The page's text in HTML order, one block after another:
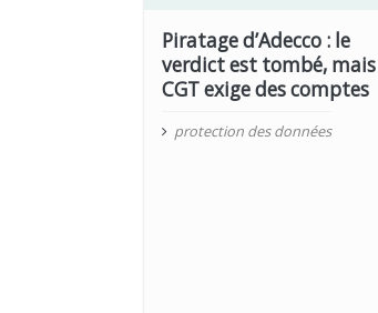
Piratage d’Adecco : le
verdict est tombé,
CGT exige des comptes
protection des données